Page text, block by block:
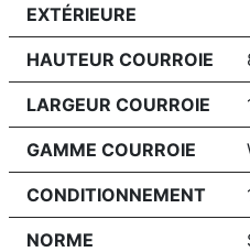
EXTÉRIEURE
HAUTEUR COURROIE
LARGEUR COURROIE
GAMME COURROIE
CONDITIONNEMENT
NORME